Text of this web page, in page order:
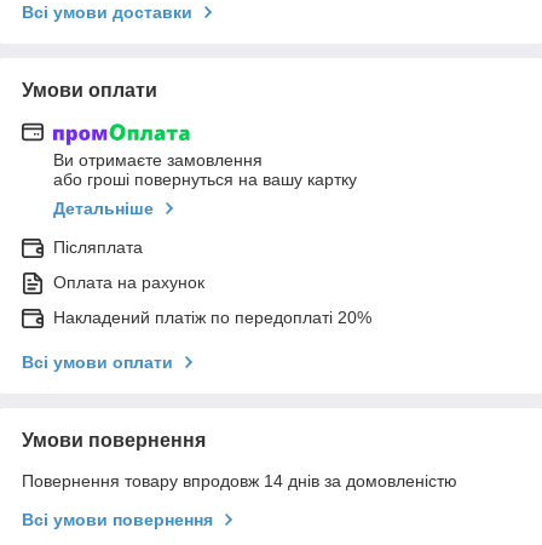
Всі умови доставки
Умови оплати
Ви отримаєте замовлення
або гроші повернуться на вашу картку
Детальніше
Післяплата
Оплата на рахунок
Накладений платіж по передоплаті 20%
Всі умови оплати
Умови повернення
Повернення товару впродовж 14 днів за домовленістю
Всі умови повернення